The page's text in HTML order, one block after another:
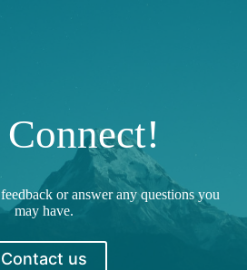
or answer any questions you
may have.
Contact us